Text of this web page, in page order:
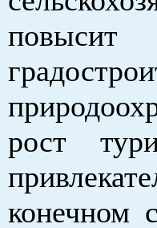
рост
конечном